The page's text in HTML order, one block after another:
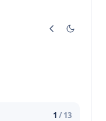
1 / 13